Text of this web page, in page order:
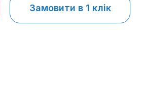
Замовити в 1 клік